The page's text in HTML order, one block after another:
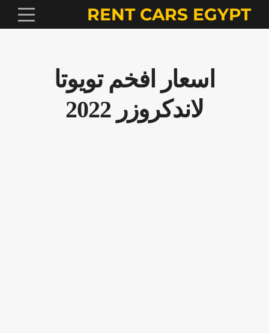
RENT CARS EGYPT
اسعار افخم تويوتا
لاندكروزر 2022